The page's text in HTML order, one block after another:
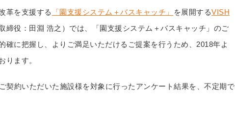
革を支援する 「園支援システム＋バスキャッチ」 を展開するVISH
締役：田淵 浩之）では、「園支援システム＋バスキャッチ」のご
確に把握し、よりご満足いただけるご提案を行うため、2018年よ
ります。
契約いただいた施設様を対象に行ったアンケート結果を、不定期で